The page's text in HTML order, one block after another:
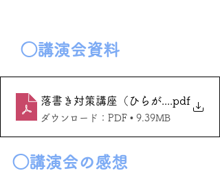
◯講演会資料
落書き対策講座（ひらがな）15分
.pdf
ダウンロード：PDF • 9.39MB
◯講演会の感想